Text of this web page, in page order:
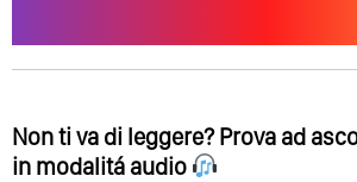
Non ti va di leggere? Prova ad
in modalitá audio